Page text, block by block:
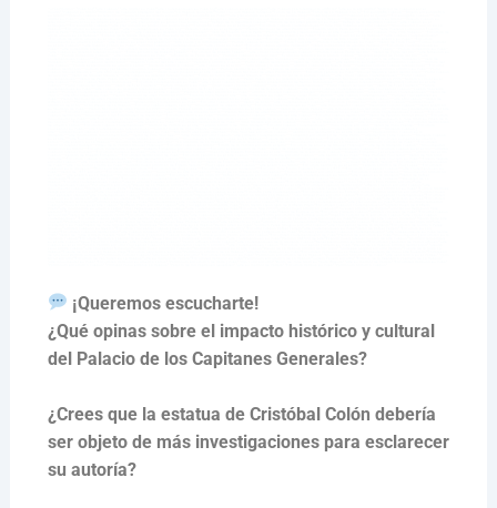
¡Queremos escucharte!
¿Qué opinas sobre el impacto histórico y cultural
del Palacio de los Capitanes Generales?
¿Crees que la estatua de Cristóbal Colón debería
ser objeto de más investigaciones para esclarecer
su autoría?